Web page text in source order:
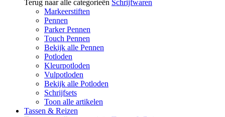
Terug naar alle categorieën Schrijfwaren
Markeerstiften
Pennen
Parker Pennen
Touch Pennen
Bekijk alle Pennen
Potloden
Kleurpotloden
Vulpotloden
Bekijk alle Potloden
Schrijfsets
Toon alle artikelen
Tassen & Reizen